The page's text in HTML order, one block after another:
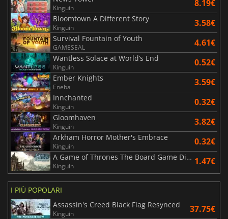
Kinguin 8.19€
Bloomtown A Different Story
Kinguin 3.58€
Survival Fountain of Youth
GAMESEAL 4.61€
Wantless Solace at World’s End
Kinguin 0.52€
Ember Knights
Eneba 3.59€
Innchanted
Kinguin 0.32€
Gloomhaven
Kinguin 3.82€
Arkham Horror Mother's Embrace
Kinguin 0.32€
A Game of Thrones The Board Game Digital Edition
Kinguin 1.47€
I PIÙ POPOLARI
Assassin's Creed Black Flag Resynced
Kinguin 37.75€